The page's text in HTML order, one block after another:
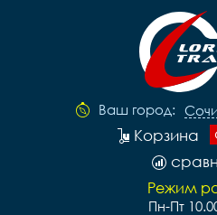
Ваш город: Сочи
Корзина
Режим
Пн-Пт